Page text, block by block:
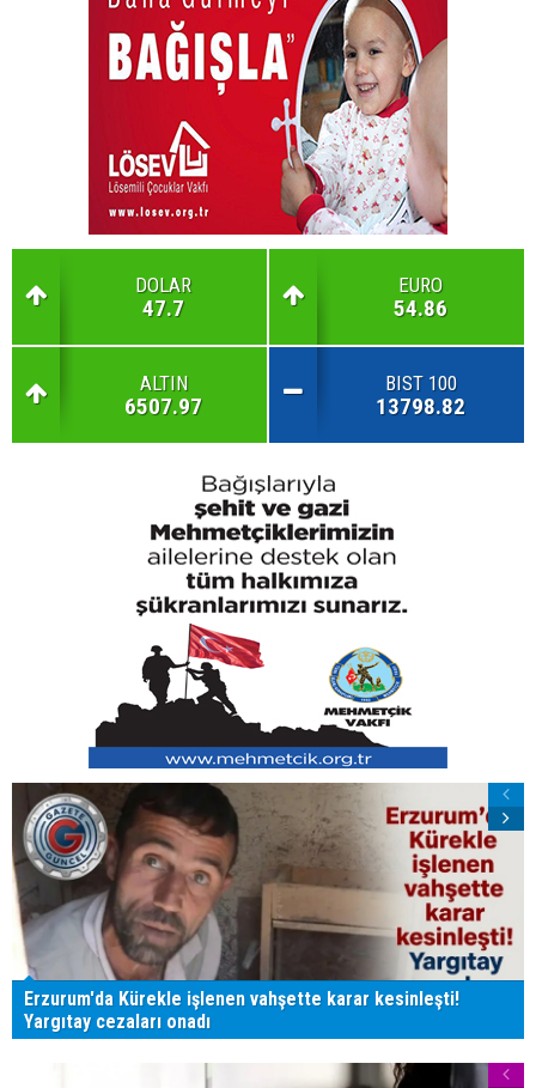
DOLAR
47.7
EURO
54.86
ALTIN
6507.97
BIST 100
13798.82
Erzurum'da Kürekle işlenen vahşette karar kesinleşti!
Yargıtay cezaları onadı